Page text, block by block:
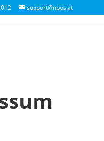
support@npos.at